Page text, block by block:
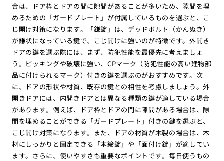
合は、ドア枠とドアの間に隙間があることが多いため、隙間を埋
めるための「ガードプレート」が付属しているものを選ぶと、こ
じ開け対策になります。「鎌錠」は、デッドボルト（かんぬき）
が鎌状になっている鍵で、こじ開けに強いのが特徴です。外開き
ドアの鍵を選ぶ際には、まず、防犯性能を最優先に考えましょ
う。ピッキングや破壊に強い、CPマーク（防犯性能の高い建物部
品に付けられるマーク）付きの鍵を選ぶのがおすすめです。次
に、ドアの形状や材質、既存の鍵との相性を考慮しましょう。外
開きドアには、内開きドアとは異なる種類の鍵が適している場合
があります。例えば、ドア枠とドアの間に隙間がある場合は、隙
間を埋めることができる「ガードプレート」付きの鍵を選ぶと、
こじ開け対策になります。また、ドアの材質が木製の場合は、木
材にしっかりと固定できる「本締錠」や「面付け錠」が適してい
ます。さらに、使いやすさも重要なポイントです。毎日使うもの